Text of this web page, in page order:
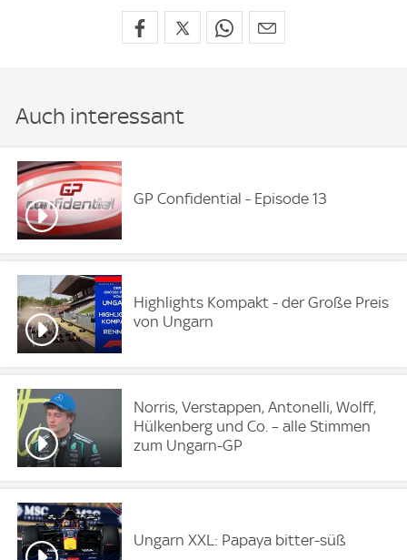
Auch interessant
GP Confidential - Episode 13
Highlights Kompakt - der Große Preis
von Ungarn
Norris, Verstappen, Antonelli, Wolff,
Hülkenberg und Co. – alle Stimmen
zum Ungarn-GP
Ungarn XXL: Papaya bitter-süß